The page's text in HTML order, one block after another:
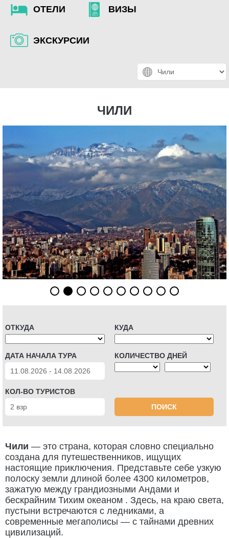
ОТЕЛИ ВИЗЫ
ЭКСКУРСИИ
ЧИЛИ
ОТКУДА КУДА
ДАТА НАЧАЛА ТУРА КОЛИЧЕСТВО ДНЕЙ
КОЛ-ВО ТУРИСТОВ
ПОИСК
Чили — это страна, которая словно специально
создана для путешественников, ищущих
настоящие приключения. Представьте себе узкую
полоску земли длиной более 4300 километров,
зажатую между грандиозными Андами и
бескрайним Тихим океаном . Здесь, на краю света,
пустыни встречаются с ледниками, а
современные мегаполисы — с тайнами древних
цивилизаций.